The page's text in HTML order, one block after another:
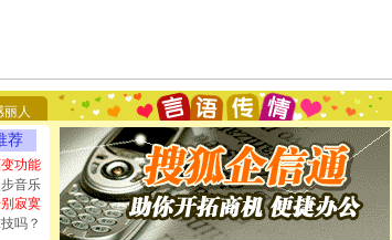
丽人
荐
功能
音乐
寂寞
吗？
你太多，只有给你五千万：千万快乐！千万要健康！千万
要平安！千万要知足！千万不要忘记我！
[圣诞节]不只这样的日子才会想起你,而是这样的日子才
能正大光明地骚扰你,告诉你,圣诞要快乐!新年要快乐!天天
都要快乐噢!
[圣诞节]奉上一颗祝福的心,在这个特别的日子里,愿幸福,
如意,快乐,鲜花,一切美好的祝愿与你同在.圣诞快乐!
[元旦]看到你我会触电；看不到你我要充电；没有你我会
断电。爱你是我职业，想你是我事业，抱你是我特长，吻